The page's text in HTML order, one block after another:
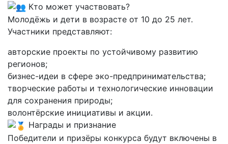
Кто может участвовать?
Молодёжь и дети в возрасте от 10 до 25 лет.
Участники представляют:
авторские проекты по устойчивому развитию
регионов;
бизнес-идеи в сфере эко-предпринимательства;
творческие работы и технологические инновации
для сохранения природы;
волонтёрские инициативы и акции.
Награды и признание
Победители и призёры конкурса будут включены в